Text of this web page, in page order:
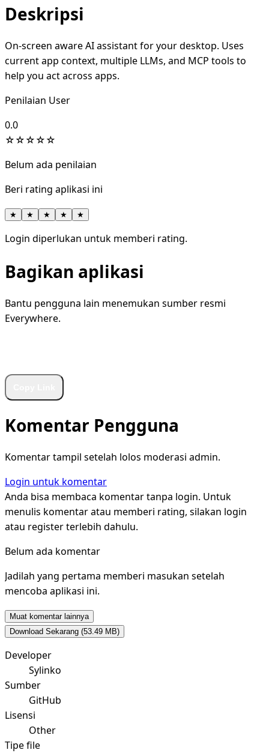
Deskripsi
On-screen aware AI assistant for your desktop. Uses
current app context, multiple LLMs, and MCP tools to
help you act across apps.
Penilaian User
0.0
☆☆☆☆☆
Belum ada penilaian
Beri rating aplikasi ini
★ ★ ★ ★ ★
Login diperlukan untuk memberi rating.
Bagikan aplikasi
Bantu pengguna lain menemukan sumber resmi
Everywhere.
Komentar Pengguna
Komentar tampil setelah lolos moderasi admin.
Login untuk komentar
Anda bisa membaca komentar tanpa login. Untuk
menulis komentar atau memberi rating, silakan login
atau register terlebih dahulu.
Belum ada komentar
Jadilah yang pertama memberi masukan setelah
mencoba aplikasi ini.
Muat komentar lainnya
Download Sekarang (53.49 MB)
Developer
Sylinko
Sumber
GitHub
Lisensi
Other
Tipe file